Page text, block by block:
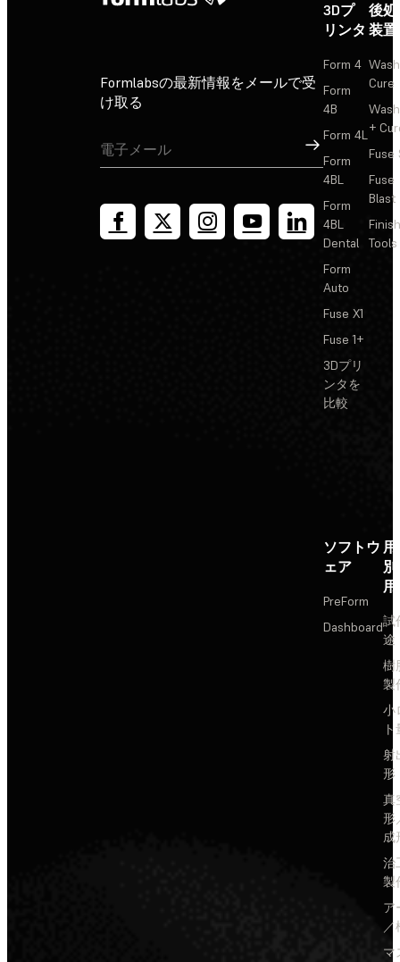
Formlabsの最新情報をメールで受
け取る
サインアップ
3Dプ
リンタ
Form 4
Form
4B
Form 4L
Form
4BL
Form
4BL
Dental
Form
Auto
Fuse X1
Fuse 1+
3Dプリ
ンタを
比較
後
装置
Cure
+
Fuse
Fuse
Blast
Tools
ソフトウ
ェア
PreForm
Dashboard試
途
樹
製
小
射
形
真
形
成
治
製
ア
／
マ